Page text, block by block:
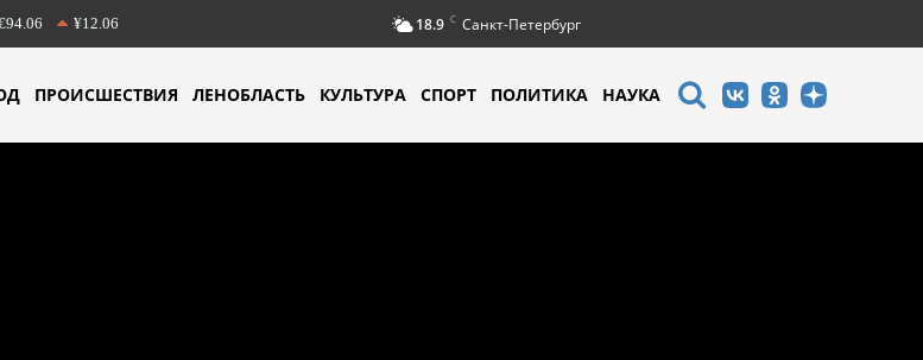
¥12.06 18.9 C Санкт-Петербург
ПРОИСШЕСТВИЯ ЛЕНОБЛАСТЬ КУЛЬТУРА СПОРТ ПОЛИТИКА НАУКА